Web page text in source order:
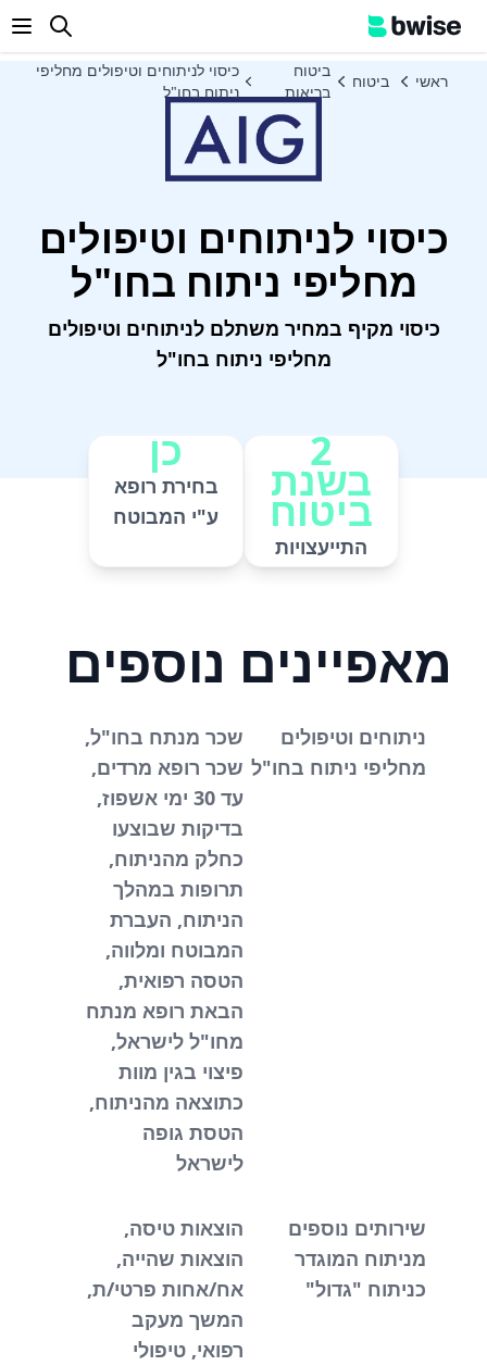
ראשי ביטוח
ביטוח
בריאות
כיסוי לניתוחים וטיפולים מחליפי
ניתוח בחו"ל
כיסוי לניתוחים וטיפולים
מחליפי ניתוח בחו"ל
כיסוי מקיף במחיר משתלם לניתוחים וטיפולים
מחליפי ניתוח בחו"ל
2
בשנת
ביטוח
התייעצויות
כן
בחירת רופא
ע"י המבוטח
מאפיינים נוספים
ניתוחים וטיפולים
מחליפי ניתוח בחו"ל
שכר מנתח בחו"ל,
שכר רופא מרדים,
עד 30 ימי אשפוז,
בדיקות שבוצעו
כחלק מהניתוח,
תרופות במהלך
הניתוח, העברת
המבוטח ומלווה,
הטסה רפואית,
הבאת רופא מנתח
מחו"ל לישראל,
פיצוי בגין מוות
כתוצאה מהניתוח,
הטסת גופה
לישראל
שירותים נוספים
מניתוח המוגדר
כניתוח "גדול"
הוצאות טיסה,
הוצאות שהייה,
אח/אחות פרטי/ת,
המשך מעקב
רפואי, טיפולי